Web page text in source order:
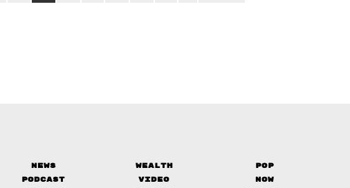
News Wealth
Pop
Podcast
Video
Now